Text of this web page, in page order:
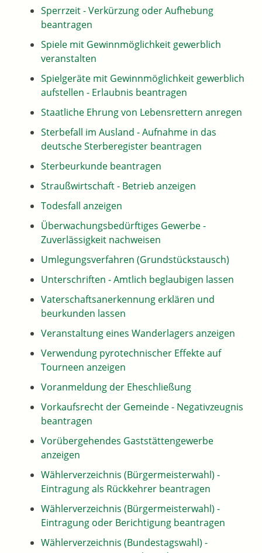
Sperrzeit - Verkürzung oder Aufhebung
beantragen
Spiele mit Gewinnmöglichkeit gewerblich
veranstalten
Spielgeräte mit Gewinnmöglichkeit gewerblich
aufstellen - Erlaubnis beantragen
Staatliche Ehrung von Lebensrettern anregen
Sterbefall im Ausland - Aufnahme in das
deutsche Sterberegister beantragen
Sterbeurkunde beantragen
Straußwirtschaft - Betrieb anzeigen
Todesfall anzeigen
Überwachungsbedürftiges Gewerbe -
Zuverlässigkeit nachweisen
Umlegungsverfahren (Grundstückstausch)
Unterschriften - Amtlich beglaubigen lassen
Vaterschaftsanerkennung erklären und
beurkunden lassen
Veranstaltung eines Wanderlagers anzeigen
Verwendung pyrotechnischer Effekte auf
Tourneen anzeigen
Voranmeldung der Eheschließung
Vorkaufsrecht der Gemeinde - Negativzeugnis
beantragen
Vorübergehendes Gaststättengewerbe
anzeigen
Wählerverzeichnis (Bürgermeisterwahl) -
Eintragung als Rückkehrer beantragen
Wählerverzeichnis (Bürgermeisterwahl) -
Eintragung oder Berichtigung beantragen
Wählerverzeichnis (Bundestagswahl) -